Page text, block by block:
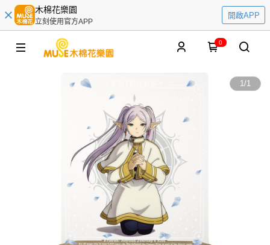
木棉花樂園
立刻使用官方APP
開啟APP
0
1/1